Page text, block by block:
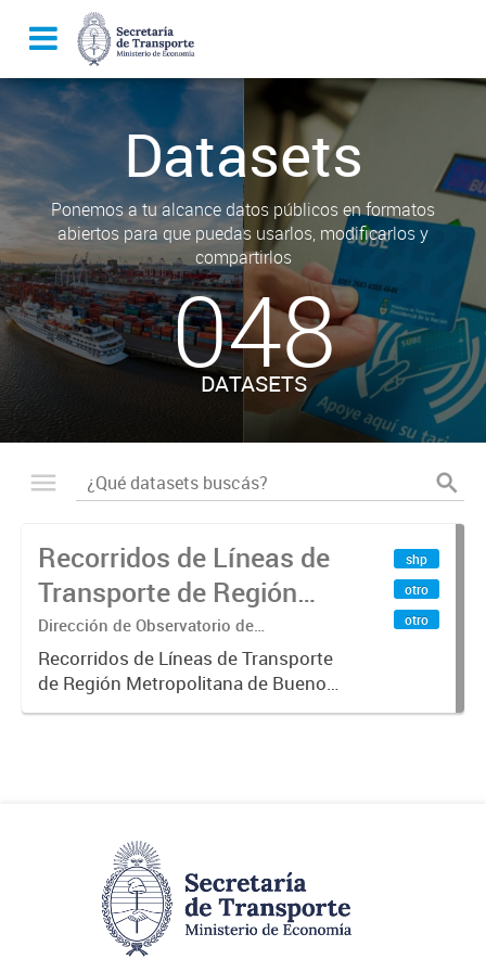
Datasets
Ponemos a tu alcance datos públicos en formatos
abiertos para que puedas usarlos, modificarlos y
compartirlos
048
DATASETS
Recorridos de Líneas de
Transporte de Región
Metropolitana de
Buenos Aires (RMBA)
Dirección de Observatorio de
Transporte, Estudio y Sistemas
Recorridos de Líneas de Transporte
de Región Metropolitana de Buenos
Aires (RMBA).-
shp
otro
otro